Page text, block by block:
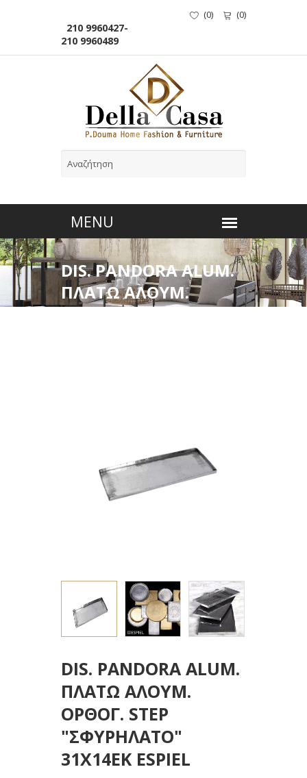
210 9960427-
210 9960489
(0) (0)
DIS. PANDORA ALUM.
ΠΛΑΤΩ ΑΛΟΥΜ.
ΟΡΘΟΓ. STEP
DIS. PANDORA ALUM.
ΠΛΑΤΩ ΑΛΟΥΜ.
ΟΡΘΟΓ. STEP
"ΣΦΥΡΗΛΑΤΟ"
31X14EK ESPIEL